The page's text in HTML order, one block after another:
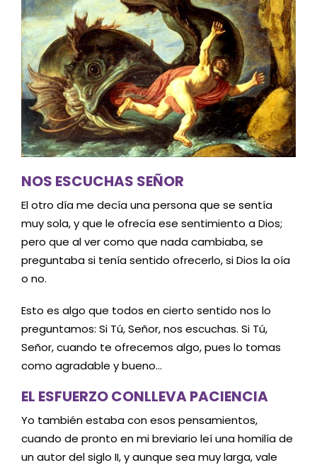
NOS ESCUCHAS SEÑOR
El otro día me decía una persona que se sentía
muy sola, y que le ofrecía ese sentimiento a Dios;
pero que al ver como que nada cambiaba, se
preguntaba si tenía sentido ofrecerlo, si Dios la oía
o no.
Esto es algo que todos en cierto sentido nos lo
preguntamos: Si Tú, Señor, nos escuchas. Si Tú,
Señor, cuando te ofrecemos algo, pues lo tomas
como agradable y bueno…
EL ESFUERZO CONLLEVA PACIENCIA
Yo también estaba con esos pensamientos,
cuando de pronto en mi breviario leí una homilía de
un autor del siglo II, y aunque sea muy larga, vale